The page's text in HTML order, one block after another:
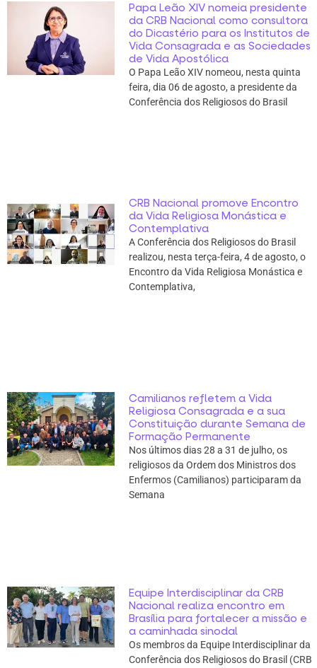
Papa Leão XIV nomeia presidente
da CRB Nacional como consultora
do Dicastério para os Institutos de
Vida Consagrada e as Sociedades
de Vida Apostólica
O Papa Leão XIV nomeou, nesta quinta
feira, dia 06 de agosto, a presidente da
Conferência dos Religiosos do Brasil
CRB Nacional promove Encontro
da Vida Religiosa Monástica e
Contemplativa
A Conferência dos Religiosos do Brasil
realizou, nesta terça-feira, 4 de agosto, o
Encontro da Vida Religiosa Monástica e
Contemplativa,
Camilianos refletem a Vida
Religiosa Consagrada e a sua
Constituição durante Semana de
Formação Permanente
Nos últimos dias 28 a 31 de julho, os
religiosos da Ordem dos Ministros dos
Enfermos (Camilianos) participaram da
Semana
Equipe Interdisciplinar da CRB
Nacional realiza encontro em
Brasília para fortalecer a missão e
a caminhada sinodal
Os membros da Equipe Interdisciplinar da
Conferência dos Religiosos do Brasil (CRB